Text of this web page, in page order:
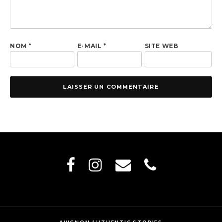
NOM* E-MAIL * SITE WEB